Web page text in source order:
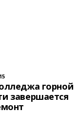
горной
завершается